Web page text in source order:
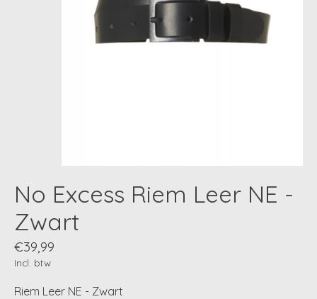
No Excess Riem Leer NE -
Zwart
€39,99
Incl. btw
Riem Leer NE - Zwart